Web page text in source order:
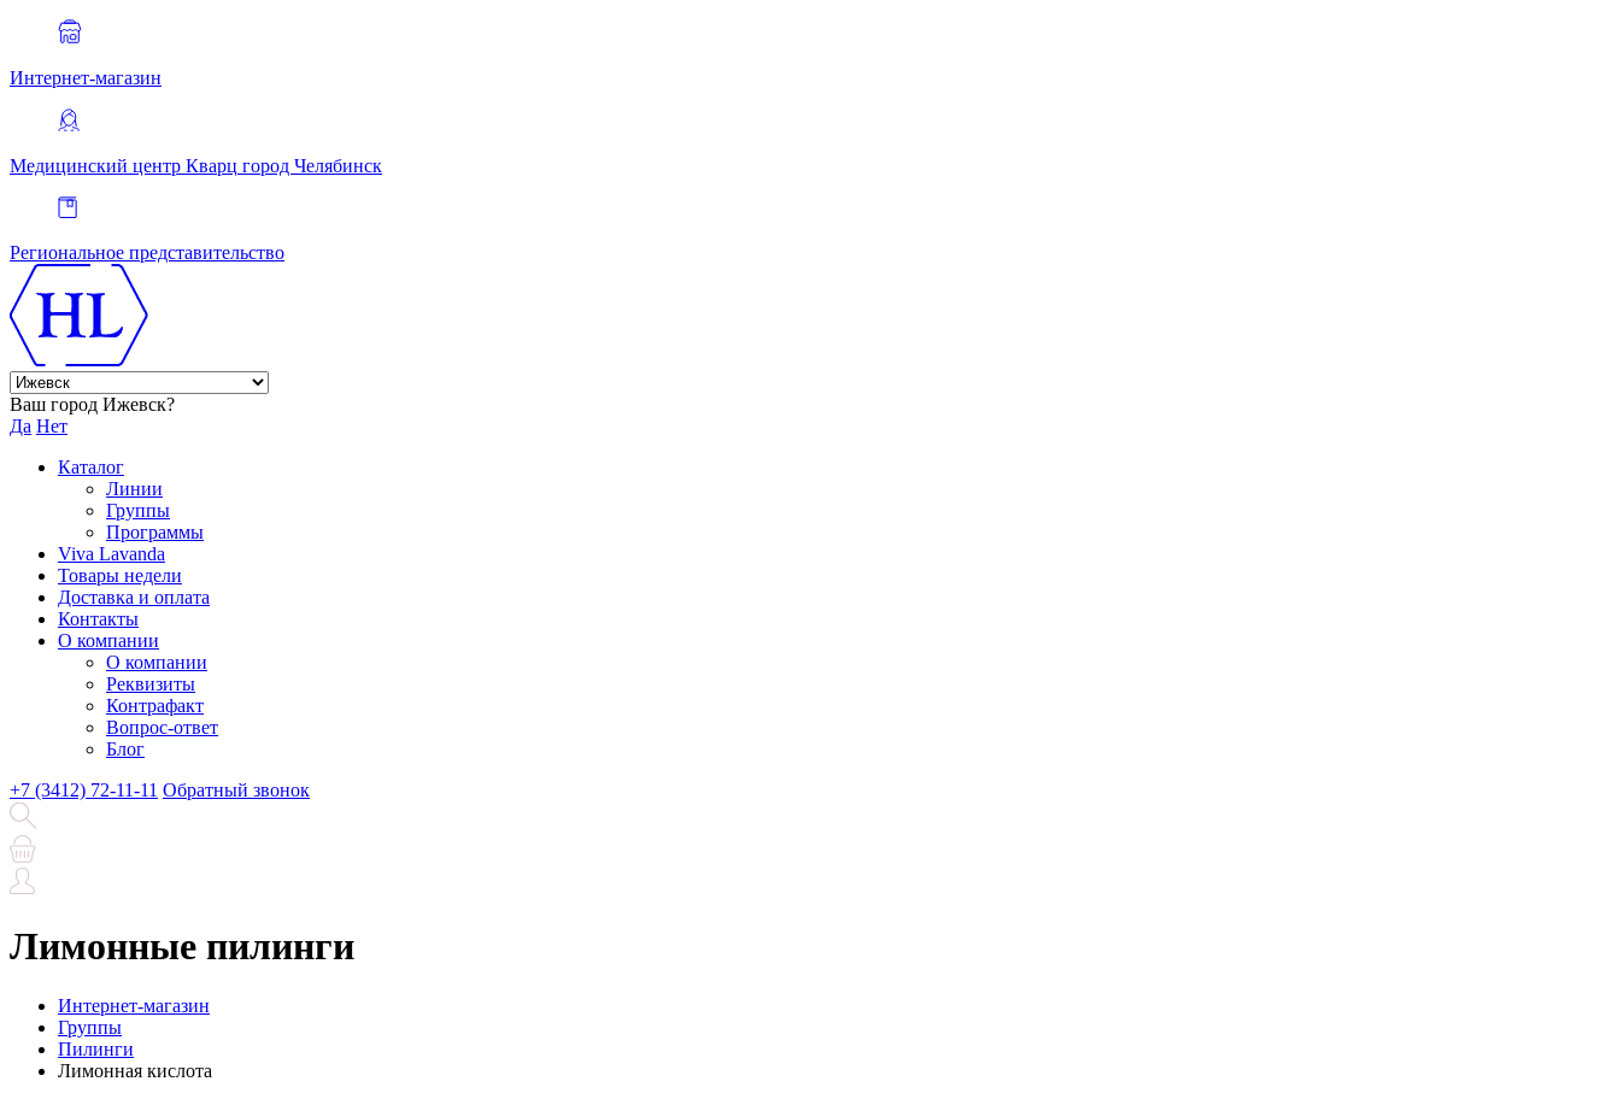
Интернет-магазин
Медицинский центр Кварц город Челябинск
Региональное представительство
Ваш город Ижевск?
Да Нет
Каталог
Линии
Группы
Программы
Viva Lavanda
Товары недели
Доставка и оплата
Контакты
О компании
О компании
Реквизиты
Контрафакт
Вопрос-ответ
Блог
+7 (3412) 72-11-11 Обратный звонок
Лимонные пилинги
Интернет-магазин
Группы
Пилинги
Лимонная кислота